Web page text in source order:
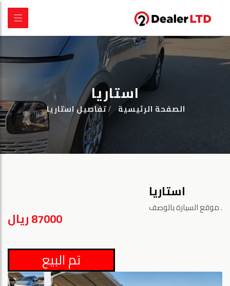
استاريا
الصفحة الرئيسية تفاصيل استاريا
استاريا
موقع السيارة بالوصف.
87000 ريال
تم البيع